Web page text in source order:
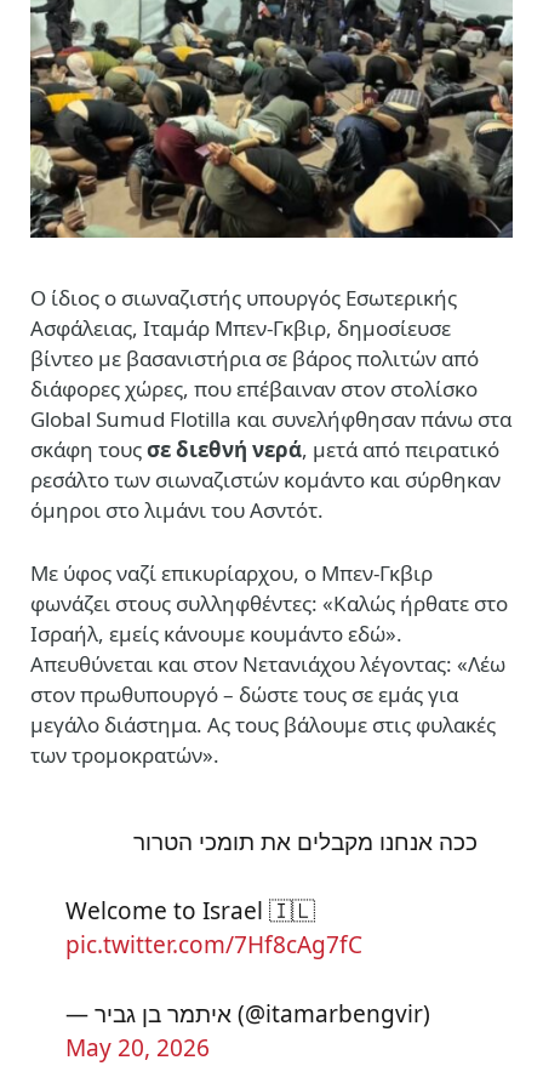
Ο ίδιος ο σιωναζιστής υπουργός Εσωτερικής
Ασφάλειας, Ιταμάρ Μπεν-Γκβιρ, δημοσίευσε
βίντεο με βασανιστήρια σε βάρος πολιτών από
διάφορες χώρες, που επέβαιναν στον στολίσκο
Global Sumud Flotilla και συνελήφθησαν πάνω στα
σκάφη τουςσε διεθνή νερά, μετά από πειρατικό
ρεσάλτο των σιωναζιστών κομάντο και σύρθηκαν
όμηροι στο λιμάνι του Ασντότ.
Με ύφος ναζί επικυρίαρχου, ο Μπεν-Γκβιρ
φωνάζει στους συλληφθέντες: «Καλώς ήρθατε στο
Ισραήλ, εμείς κάνουμε κουμάντο εδώ».
Απευθύνεται και στον Νετανιάχου λέγοντας: «Λέω
στον πρωθυπουργό – δώστε τους σε εμάς για
μεγάλο διάστημα. Ας τους βάλουμε στις φυλακές
των τρομοκρατών».
ככה אנחנו מקבלים את תומכי הטרור
Welcome to Israel 🇮🇱
pic.twitter.com/7Hf8cAg7fC
— איתמר בן גביר (@itamarbengvir)
May 20, 2026